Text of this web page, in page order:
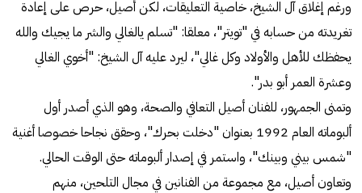
ورغم إغلاق آل الشيخ، خاصية التعليقات، لكن أصيل، حرص على إعادة
تغريدته من حسابه في "تويتر"، معلقا: "تسلم يالغالي والشر ما يجيك والله
يحفظك للأهل والأولاد وكل غالي"، ليرد عليه آل الشيخ: "أخوي الغالي
وعشرة العمر أبو بدر".
وتمنى الجمهور، للفنان أصيل التعافي والصحة، وهو الذي أصدر أول
ألبوماته العام 1992 بعنوان "دخلت بحرك"، وحقق نجاحا خصوصا أغنية
"شمس بيني وبينك"، واستمر في إصدار ألبوماته حتى الوقت الحالي.
وتعاون أصيل، مع مجموعة من الفنانين في مجال التلحين، منهم